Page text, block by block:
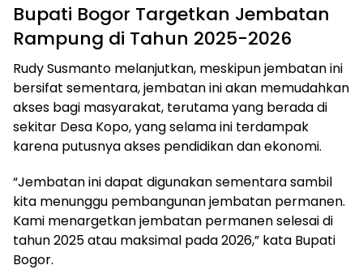
Bupati Bogor Targetkan Jembatan
Rampung di Tahun 2025-2026
Rudy Susmanto melanjutkan, meskipun jembatan ini
bersifat sementara, jembatan ini akan memudahkan
akses bagi masyarakat, terutama yang berada di
sekitar Desa Kopo, yang selama ini terdampak
karena putusnya akses pendidikan dan ekonomi.
“Jembatan ini dapat digunakan sementara sambil
kita menunggu pembangunan jembatan permanen.
Kami menargetkan jembatan permanen selesai di
tahun 2025 atau maksimal pada 2026,” kata Bupati
Bogor.